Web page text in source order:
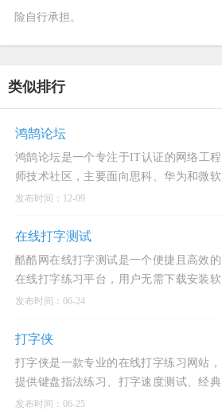
险自行承担。
类似排行
鸿鹄论坛
鸿鹄论坛是一个专注于IT认证的网络工程
师技术社区，主要面向思科、华为和微软
等品牌的认证考试。鸿鹄论坛的官网是
证（如CCNA、CCNP、CCIE
发布时间：12-09
在线打字测试
酷酷网在线打字测试是一个便捷且高效的
在线打字练习平台，用户无需下载安装软
件，只需通过网页即可进行测试。这一平
用户，包括学生、上班族和自由职业者
等，满足不同用户的需求。在线
发布时间：06-24
打字侠
打字侠是一款专业的在线打字练习网站，
提供键盘指法练习、打字速度测试、经典
打字游戏、双拼输入法打字练习等多个功
发布时间：06-25